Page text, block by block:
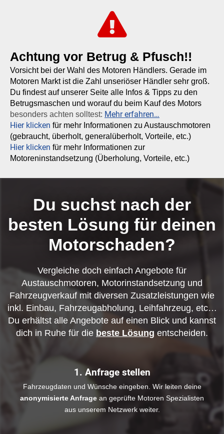
Achtung vor Betrug & Pfusch!!
Vorsicht bei der Wahl des Motoren Händlers. Gerade im
Motoren Markt ist die Zahl unseriöser Händler sehr groß.
Du findest auf unserer Seite alle Infos & Tipps zu den
Betrugsmaschen und worauf du beim Kauf des Motors
besonders achten solltest: Mehr erfahren…
Hier klicken für mehr Informationen zu Austauschmotoren
(gebraucht, überholt, generalüberholt, Vorteile, etc.)
Hier klicken für mehr Informationen zur
Motoreninstandsetzung (Überholung, Vorteile, etc.)
Du suchst nach der
besten Lösung für deinen
Motorschaden?
Vergleiche doch einfach Angebote für
Austauschmotoren, Motorinstandsetzung und
Fahrzeugverkauf mit diversen Zusatzleistungen wie
inkl. Einbau, Fahrzeugabholung, Leihfahrzeug, etc…
Du erhältst alle Angebote auf einen Blick und kannst
dich in Ruhe für die beste Lösung entscheiden.
1. Anfrage stellen
Fahrzeugdaten und Wünsche eingeben. Wir leiten deine
anonymisierte Anfrage an geprüfte Motoren Spezialisten
aus unserem Netzwerk weiter.